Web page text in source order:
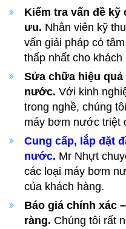
Kiểm tra vấn đề kỹ
ưu. Nhân viên kỹ
vấn giải pháp có
thấp nhất cho khách
Sửa chữa hiệu
nước. Với kinh
trong nghề, chúng
máy bơm nước triệt
Cung cấp, lắp đặt
nước. Mr Nhựt
các loại máy bơm
của khách hàng.
Báo giá chính xác
ràng. Chúng tôi rất